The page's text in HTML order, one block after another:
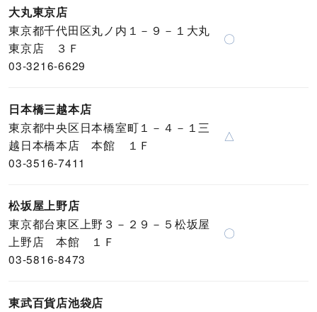
大丸東京店
東京都千代田区丸ノ内１－９－１大丸
東京店 ３Ｆ
03-3216-6629
〇
日本橋三越本店
東京都中央区日本橋室町１－４－１三
越日本橋本店 本館 １Ｆ
03-3516-7411
△
松坂屋上野店
東京都台東区上野３－２９－５松坂屋
上野店 本館 １Ｆ
03-5816-8473
〇
東武百貨店池袋店